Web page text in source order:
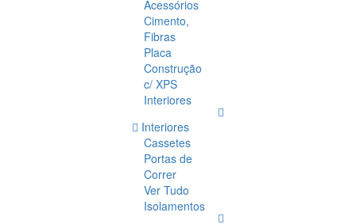
Acessórios
Cimento,
Fibras
Placa
Construção
c/ XPS
Interiores
Interiores
Cassetes
Portas de
Correr
Ver Tudo
Isolamentos